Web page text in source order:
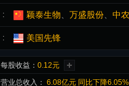
颖泰生物 万盛股份 中
美国先锋
每股收益： 0.12元
营业总收入： 6.08亿元 同比下降